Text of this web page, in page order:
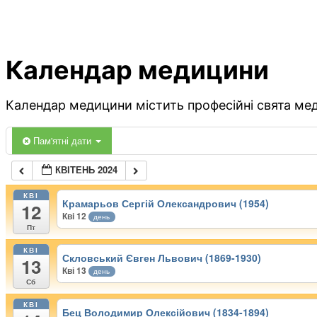
Календар медицини
Календар медицини містить професійні свята
Пам'ятні дати
КВІТЕНЬ 2024
КВІ
12
Пт
Крамарьов Сергій Олександрович (1954)
Кві 12 день
КВІ
13
Сб
Скловський Євген Львович (1869-1930)
Кві 13 день
КВІ
Бец Володимир Олексійович (1834-1894)